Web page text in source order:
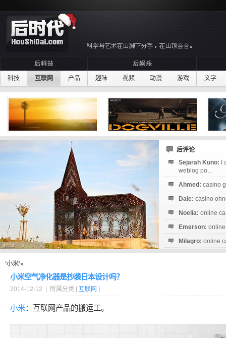
科技 互联网 产品 趣味 视频 动漫 游戏 文学
后评论
Sejarah Kuno:
weblog po...
Ahmed: casino
Dale: casino
Noelia: online
Emerson:
Milagro: online
‘小米’»
小米空气净化器是抄袭日本设计吗？
2014-12-12 | 所属分类 [ 互联网 ]
小米：互联网产品的搬运工。